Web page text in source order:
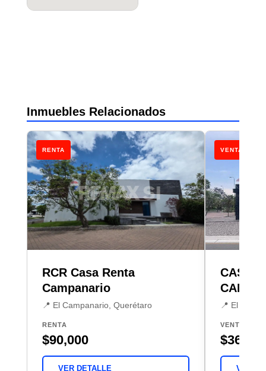
Inmuebles Relacionados
RENTA
RCR Casa Renta
Campanario
📍 El Campanario, Querétaro
RENTA
$90,000
VER DETALLE
VENTA
CASA
📍 El
VENTA
VER